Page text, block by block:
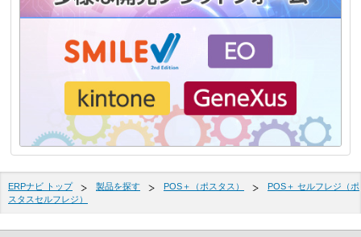
ERPナビ トップ 製品を探す POS＋（ポスタス）
POS＋ セルフレジ（ポ
スタスセルフレジ）